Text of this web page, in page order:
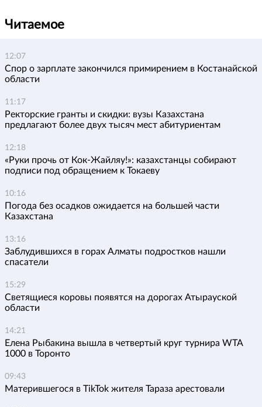
Читаемое
12:07
Спор о зарплате закончился примирением в Костанайской
области
11:17
Ректорские гранты и скидки: вузы Казахстана
предлагают более двух тысяч мест абитуриентам
12:18
«Руки прочь от Кок-Жайляу!»: казахстанцы собирают
подписи под обращением к Токаеву
10:16
Погода без осадков ожидается на большей части
Казахстана
13:16
Заблудившихся в горах Алматы подростков нашли
спасатели
15:29
Светящиеся коровы появятся на дорогах Атырауской
области
14:21
Елена Рыбакина вышла в четвертый круг турнира WTA
1000 в Торонто
09:43
Матерившегося в TikTok жителя Тараза арестовали